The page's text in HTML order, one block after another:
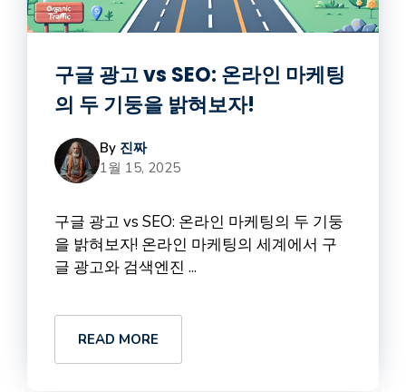
구글 광고 vs SEO: 온라인 마케팅
의 두 기둥을 밝혀보자!
By 진짜
1월 15, 2025
구글 광고 vs SEO: 온라인 마케팅의 두 기둥
을 밝혀보자! 온라인 마케팅의 세계에서 구
글 광고와 검색엔진 ...
READ MORE